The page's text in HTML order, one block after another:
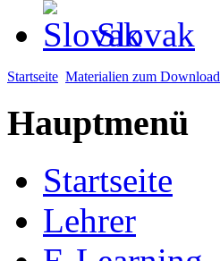
Slovak
Startseite Materialien zum Download
Hauptmenü
Startseite
Lehrer